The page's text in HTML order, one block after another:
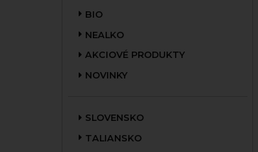
BIO
NEALKO
AKCIOVÉ PRODUKTY
NOVINKY
SLOVENSKO
TALIANSKO